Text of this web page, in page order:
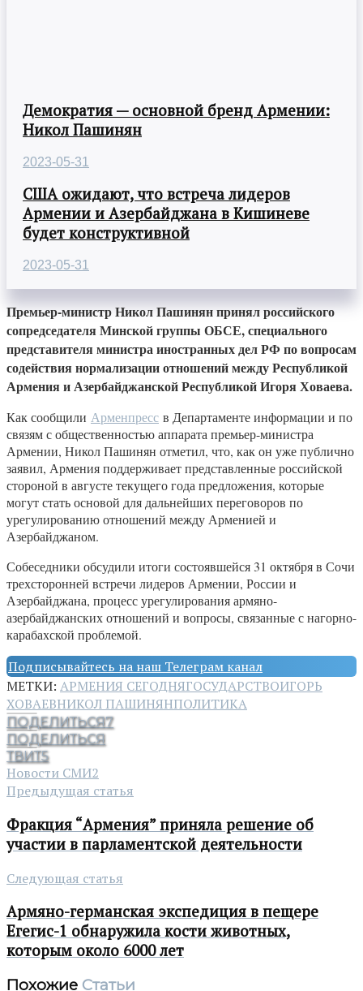
Демократия — основной бренд Армении:
Никол Пашинян
2023-05-31
США ожидают, что встреча лидеров
Армении и Азербайджана в Кишиневе
будет конструктивной
2023-05-31
Премьер-министр Никол Пашинян принял российского
сопредседателя Минской группы ОБСЕ, специального
представителя министра иностранных дел РФ по вопросам
содействия нормализации отношений между Республикой
Армения и Азербайджанской Республикой Игоря Ховаева.
Как сообщили Арменпресс в Департаменте информации и по
связям с общественностью аппарата премьер-министра
Армении, Никол Пашинян отметил, что, как он уже публично
заявил, Армения поддерживает представленные российской
стороной в августе текущего года предложения, которые
могут стать основой для дальнейших переговоров по
урегулированию отношений между Арменией и
Азербайджаном.
Собеседники обсудили итоги состоявшейся 31 октября в Сочи
трехсторонней встречи лидеров Армении, России и
Азербайджана, процесс урегулирования армяно-
азербайджанских отношений и вопросы, связанные с нагорно-
карабахской проблемой.
Подписывайтесь на наш Телеграм канал
МЕТКИ: АРМЕНИЯ СЕГОДНЯГОСУДАРСТВОИГОРЬ
ХОВАЕВНИКОЛ ПАШИНЯНПОЛИТИКА
ПОДЕЛИТЬСЯ7
ПОДЕЛИТЬСЯ
ТВИТ5
Новости СМИ2
Предыдущая статья
Фракция “Армения” приняла решение об
участии в парламентской деятельности
Следующая статья
Армяно-германская экспедиция в пещере
Егегис-1 обнаружила кости животных,
которым около 6000 лет
Похожие Статьи